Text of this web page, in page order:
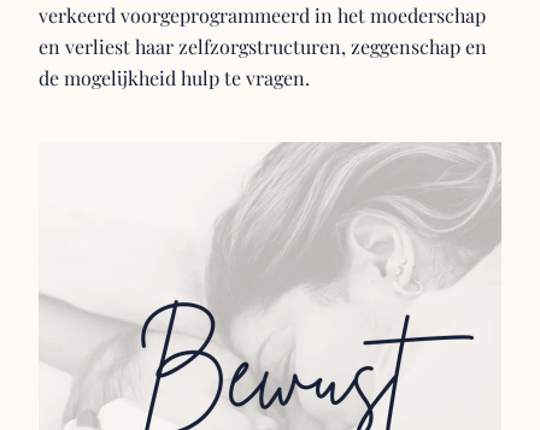
verkeerd voorgeprogrammeerd in het moederschap
en verliest haar zelfzorgstructuren, zeggenschap en
de mogelijkheid hulp te vragen.